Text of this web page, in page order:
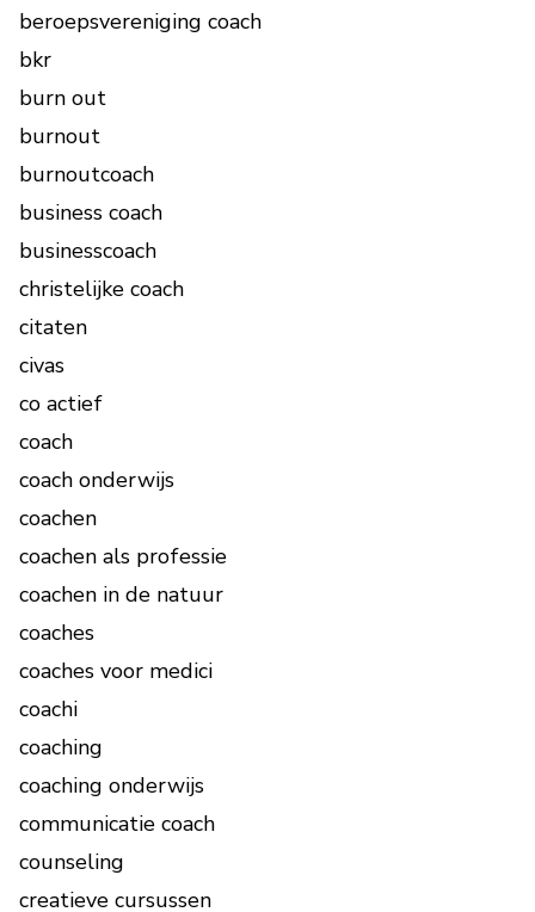
beroepsvereniging coach
bkr
burn out
burnout
burnoutcoach
business coach
businesscoach
christelijke coach
citaten
civas
co actief
coach
coach onderwijs
coachen
coachen als professie
coachen in de natuur
coaches
coaches voor medici
coachi
coaching
coaching onderwijs
communicatie coach
counseling
creatieve cursussen